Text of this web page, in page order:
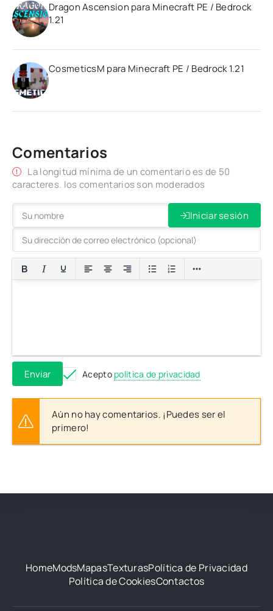
Dragon Ascension para Minecraft PE / Bedrock
1.21
CosmeticsM para Minecraft PE / Bedrock 1.21
Comentarios
La longitud mínima de un comentario es de 50
caracteres. los comentarios son moderados
Iniciar sesión
Enviar Acepto política de privacidad
Aún no hay comentarios. ¡Puedes ser el
primero!
HomeModsMapasTexturasPolítica de Privacidad
Política de CookiesContactos